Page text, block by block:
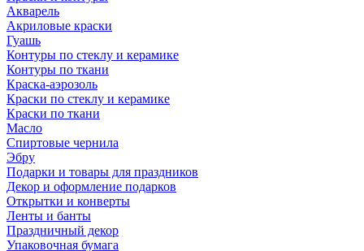
Акварель
Акриловые краски
Гуашь
Контуры по стеклу и керамике
Контуры по ткани
Краска-аэрозоль
Краски по стеклу и керамике
Краски по ткани
Масло
Спиртовые чернила
Эбру
Подарки и товары для праздников
Декор и оформление подарков
Открытки и конверты
Ленты и банты
Праздничный декор
Упаковочная бумага